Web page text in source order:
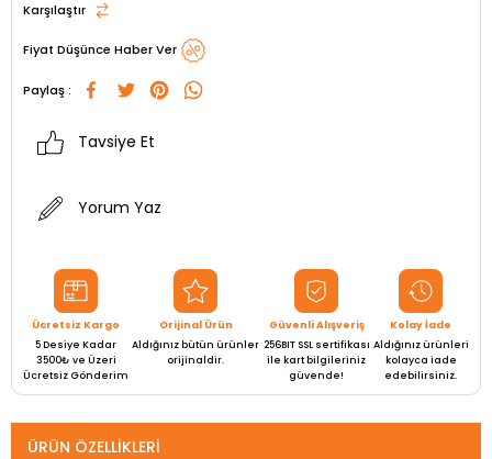
Karşılaştır
Fiyat Düşünce Haber Ver
Paylaş :
Tavsiye Et
Yorum Yaz
Ücretsiz Kargo
5 Desiye Kadar
3500₺ ve Üzeri
Ücretsiz Gönderim
Orijinal Ürün
Aldığınız bütün ürünler
orijinaldir.
Güvenli Alışveriş
256BIT SSL sertifikası
ile kart bilgileriniz
güvende!
Kolay İade
Aldığınız ürünleri
kolayca iade
edebilirsiniz.
ÜRÜN ÖZELLIKLERI